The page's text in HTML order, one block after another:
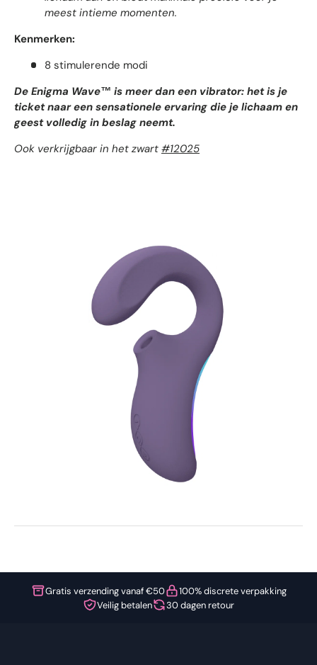
meest intieme momenten.
Kenmerken:
8 stimulerende modi
De Enigma Wave™ is meer dan een vibrator: het is je
ticket naar een sensationele ervaring die je lichaam en
geest volledig in beslag neemt.
Ook verkrijgbaar in het zwart #12025
Gratis verzending vanaf €50
100% discrete verpakking
Veilig betalen
30 dagen retour